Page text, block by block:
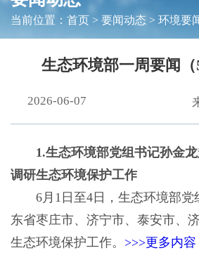
当前位置： 首页> 要闻动态 > 环境要
生态环境部一周要闻（
2026-06-07
1.生态环境部党组书记孙金
调研生态环境保护工作
6月1日至4日，生态环境部党
东省枣庄市、济宁市、泰安市、
生态环境保护工作。 >>>更多内